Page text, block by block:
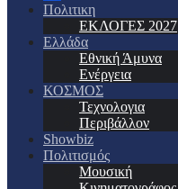
Πολιτικη
ΕΚΛΟΓΕΣ 2027
Ελλάδα
Εθνική Άμυνα
Ενέργεια
ΚΟΣΜΟΣ
Τεχνολογια
Περιβάλλον
Showbiz
Πολιτισμός
Μουσική